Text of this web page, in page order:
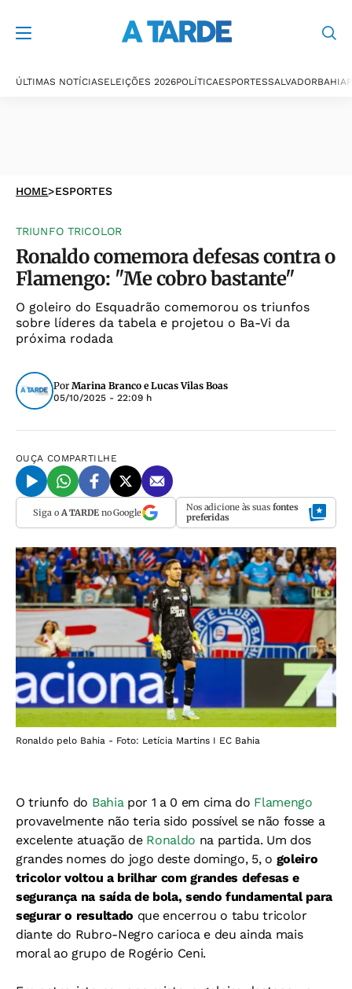
ÚLTIMAS NOTÍCIASELEIÇÕES 2026POLÍTICAESPORTESSALVADORBAHIA
HOME>ESPORTES
TRIUNFO TRICOLOR
Ronaldo comemora defesas contra o
Flamengo: "Me cobro bastante"
O goleiro do Esquadrão comemorou os triunfos
sobre líderes da tabela e projetou o Ba-Vi da
próxima rodada
Por Marina Branco e Lucas Vilas Boas
05/10/2025 - 22:09 h
OUÇA COMPARTILHE
Siga o A TARDEno Google Nos adicione às suas fontes
preferidas
Ronaldo pelo Bahia - Foto: Letícia Martins I EC Bahia
O triunfo do Bahiapor 1 a 0 em cima do Flamengo
provavelmente não teria sido possível se não fosse a
excelente atuação de Ronaldo na partida. Um dos
grandes nomes do jogo deste domingo, 5, o goleiro
tricolorvoltou a brilhar com grandes defesas e
segurança na saída de bola, sendo fundamental para
segurar o resultado que encerrou o tabu tricolor
diante do Rubro-Negro carioca e deu ainda mais
moral ao grupo de Rogério Ceni.